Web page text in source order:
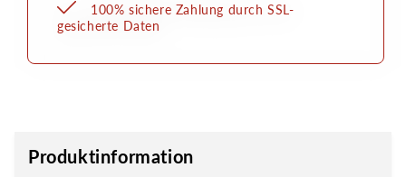
100% sichere Zahlung durch SSL-
gesicherte Daten
Produktinformation